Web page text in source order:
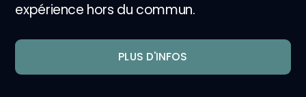
expérience hors du commun.
PLUS D'INFOS